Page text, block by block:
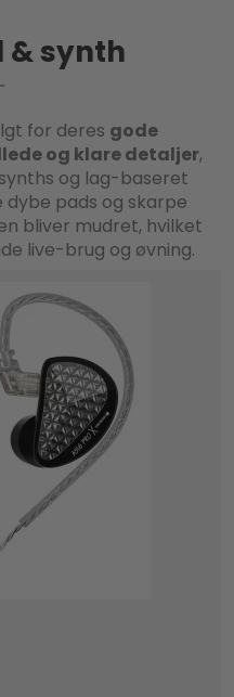
& synth
for deres gode
og klare detaljer,
og lag-baseret
dybe pads og skarpe
bliver mudret, hvilket
live-brug og øvning.